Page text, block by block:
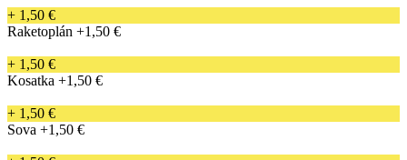
+ 1,50 €
Raketoplán +1,50 €
+ 1,50 €
Kosatka +1,50 €
+ 1,50 €
Sova +1,50 €